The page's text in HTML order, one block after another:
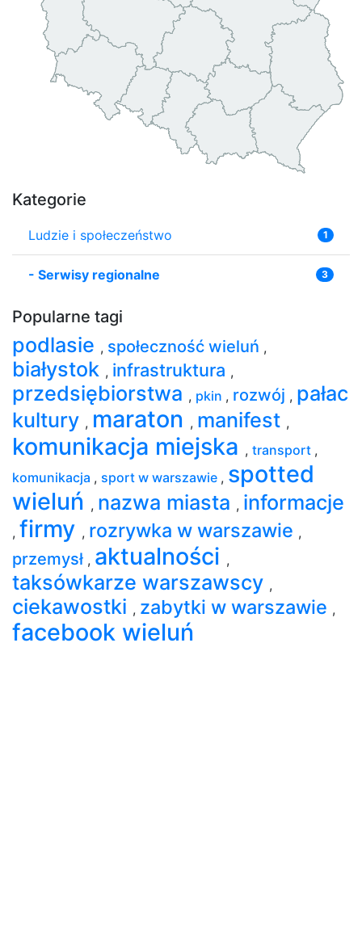
Kategorie
Ludzie i społeczeństwo 1
- Serwisy regionalne 3
Popularne tagi
podlasie , społeczność wieluń ,
białystok , infrastruktura ,
przedsiębiorstwa , pkin , rozwój , pałac
kultury , maraton , manifest ,
komunikacja miejska , transport ,
komunikacja , sport w warszawie , spotted
wieluń , nazwa miasta , informacje
, firmy , rozrywka w warszawie ,
przemysł , aktualności ,
taksówkarze warszawscy ,
ciekawostki , zabytki w warszawie ,
facebook wieluń